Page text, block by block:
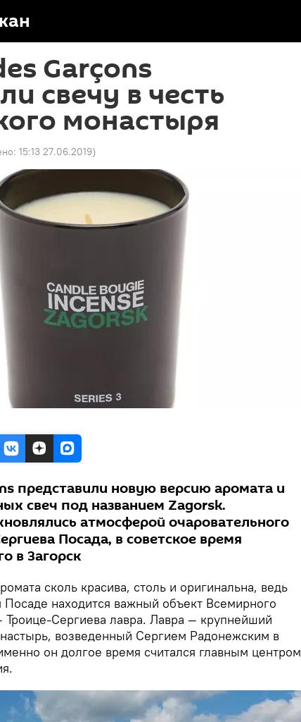
Garçons
свечу в честь
монастыря
15:13 27.06.2019)
представили новую версию аромата и
свеч под названием Zagorsk.
атмосферой очаровательного
Посада, в советское время
в Загорск
сколь красива, столь и оригинальна, ведь
находится важный объект Всемирного
Сергиева лавра. Лавра — крупнейший
возведенный Сергием Радонежским в
он долгое время считался главным центром